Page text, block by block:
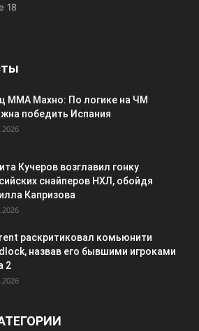
18
ММА Махно: По логике на ЧМ
победить Испания
Кучеров возглавил гонку
снайперов НХЛ, обойдя
Капризова
раскритиковал комьюнити
назвав его бывшими игроками
2